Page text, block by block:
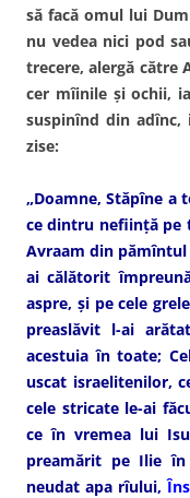
să facă omul lui
nu vedea nici pod
trecere, alergă către
cer mîinile şi ochii,
suspinînd din adînc,
zise:
„Doamne, Stăpîne a
ce dintru nefiinţă pe
Avraam din pămîntul
ai călătorit
aspre, şi pe cele
preaslăvit l-ai
acestuia în toate;
uscat israelitenilor,
cele stricate le-ai
ce în vremea lui
preamărit pe Ilie
neudat apa rîului,